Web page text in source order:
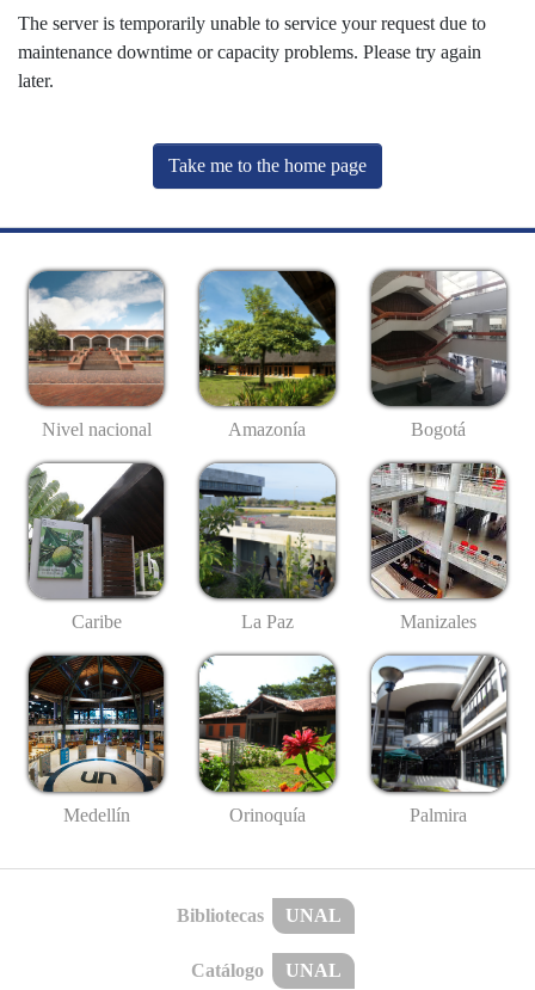
The server is temporarily unable to service your request due to
maintenance downtime or capacity problems. Please try again
later.
Take me to the home page
Nivel nacional Amazonía Bogotá
Caribe La Paz Manizales
Medellín Orinoquía Palmira
Bibliotecas UNAL
Catálogo UNAL